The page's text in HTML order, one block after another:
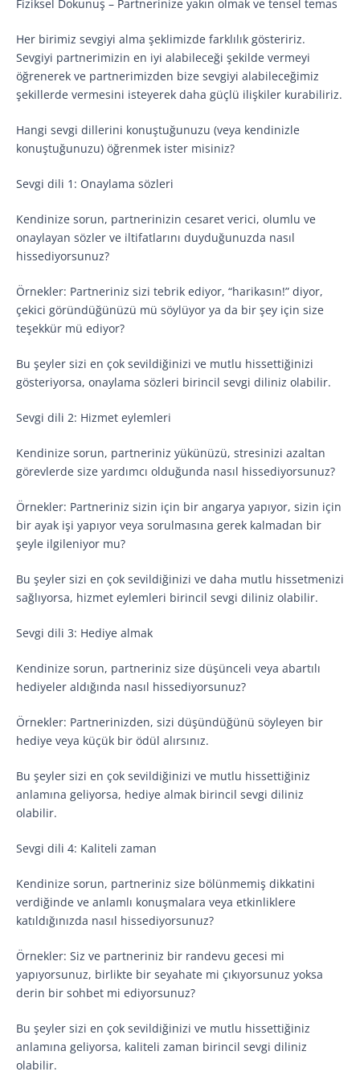
Fiziksel Dokunuş – Partnerinize yakın olmak ve tensel temas
Her birimiz sevgiyi alma şeklimizde farklılık gösteririz.
Sevgiyi partnerimizin en iyi alabileceği şekilde vermeyi
öğrenerek ve partnerimizden bize sevgiyi alabileceğimiz
şekillerde vermesini isteyerek daha güçlü ilişkiler kurabiliriz.
Hangi sevgi dillerini konuştuğunuzu (veya kendinizle
konuştuğunuzu) öğrenmek ister misiniz?
Sevgi dili 1: Onaylama sözleri
Kendinize sorun, partnerinizin cesaret verici, olumlu ve
onaylayan sözler ve iltifatlarını duyduğunuzda nasıl
hissediyorsunuz?
Örnekler: Partneriniz sizi tebrik ediyor, “harikasın!” diyor,
çekici göründüğünüzü mü söylüyor ya da bir şey için size
teşekkür mü ediyor?
Bu şeyler sizi en çok sevildiğinizi ve mutlu hissettiğinizi
gösteriyorsa, onaylama sözleri birincil sevgi diliniz olabilir.
Sevgi dili 2: Hizmet eylemleri
Kendinize sorun, partneriniz yükünüzü, stresinizi azaltan
görevlerde size yardımcı olduğunda nasıl hissediyorsunuz?
Örnekler: Partneriniz sizin için bir angarya yapıyor, sizin için
bir ayak işi yapıyor veya sorulmasına gerek kalmadan bir
şeyle ilgileniyor mu?
Bu şeyler sizi en çok sevildiğinizi ve daha mutlu hissetmenizi
sağlıyorsa, hizmet eylemleri birincil sevgi diliniz olabilir.
Sevgi dili 3: Hediye almak
Kendinize sorun, partneriniz size düşünceli veya abartılı
hediyeler aldığında nasıl hissediyorsunuz?
Örnekler: Partnerinizden, sizi düşündüğünü söyleyen bir
hediye veya küçük bir ödül alırsınız.
Bu şeyler sizi en çok sevildiğinizi ve mutlu hissettiğiniz
anlamına geliyorsa, hediye almak birincil sevgi diliniz
olabilir.
Sevgi dili 4: Kaliteli zaman
Kendinize sorun, partneriniz size bölünmemiş dikkatini
verdiğinde ve anlamlı konuşmalara veya etkinliklere
katıldığınızda nasıl hissediyorsunuz?
Örnekler: Siz ve partneriniz bir randevu gecesi mi
yapıyorsunuz, birlikte bir seyahate mi çıkıyorsunuz yoksa
derin bir sohbet mi ediyorsunuz?
Bu şeyler sizi en çok sevildiğinizi ve mutlu hissettiğiniz
anlamına geliyorsa, kaliteli zaman birincil sevgi diliniz
olabilir.